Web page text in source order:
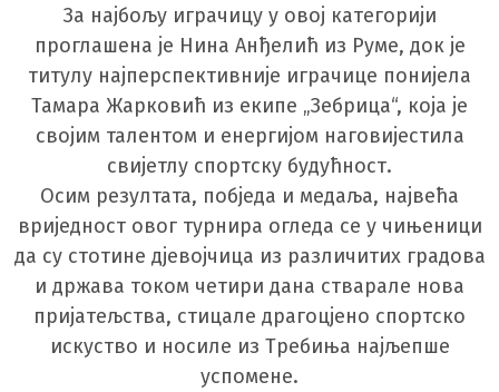
За најбољу играчицу у овој категорији
проглашена је Нина Анђелић из Руме, док је
титулу најперспективније играчице понијела
Тамара Жарковић из екипе „Зебрица“, која је
својим талентом и енергијом наговијестила
свијетлу спортску будућност.
Осим резултата, побједа и медаља, највећа
вриједност овог турнира огледа се у чињеници
да су стотине дјевојчица из различитих градова
и држава током четири дана стварале нова
пријатељства, стицале драгоцјено спортско
искуство и носиле из Требиња најљепше
успомене.